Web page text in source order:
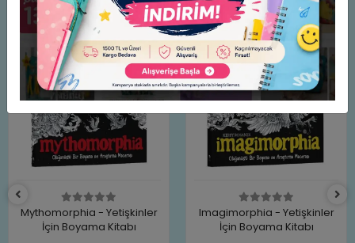
Mythomorphia - Yetişkinler
İçin Boyama Kitabı
Imagimorphia - Yetişkinler
İçin Boyama Kitabı